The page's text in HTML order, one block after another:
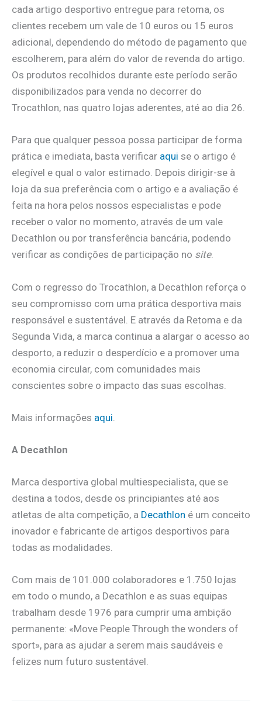
cada artigo desportivo entregue para retoma, os
clientes recebem um vale de 10 euros ou 15 euros
adicional, dependendo do método de pagamento que
escolherem, para além do valor de revenda do artigo.
Os produtos recolhidos durante este período serão
disponibilizados para venda no decorrer do
Trocathlon, nas quatro lojas aderentes, até ao dia 26.
Para que qualquer pessoa possa participar de forma
prática e imediata, basta verificar aqui se o artigo é
elegível e qual o valor estimado. Depois dirigir-se à
loja da sua preferência com o artigo e a avaliação é
feita na hora pelos nossos especialistas e pode
receber o valor no momento, através de um vale
Decathlon ou por transferência bancária, podendo
verificar as condições de participação no site.
Com o regresso do Trocathlon, a Decathlon reforça o
seu compromisso com uma prática desportiva mais
responsável e sustentável. E através da Retoma e da
Segunda Vida, a marca continua a alargar o acesso ao
desporto, a reduzir o desperdício e a promover uma
economia circular, com comunidades mais
conscientes sobre o impacto das suas escolhas.
Mais informações aqui
A Decathlon
Marca desportiva global multiespecialista, que se
destina a todos, desde os principiantes até aos
atletas de alta competição, a Decathlon é um conceito
inovador e fabricante de artigos desportivos para
todas as modalidades.
Com mais de 101.000 colaboradores e 1.750 lojas
em todo o mundo, a Decathlon e as suas equipas
trabalham desde 1976 para cumprir uma ambição
permanente: «Move People Through the wonders of
sport», para as ajudar a serem mais saudáveis e
felizes num futuro sustentável.